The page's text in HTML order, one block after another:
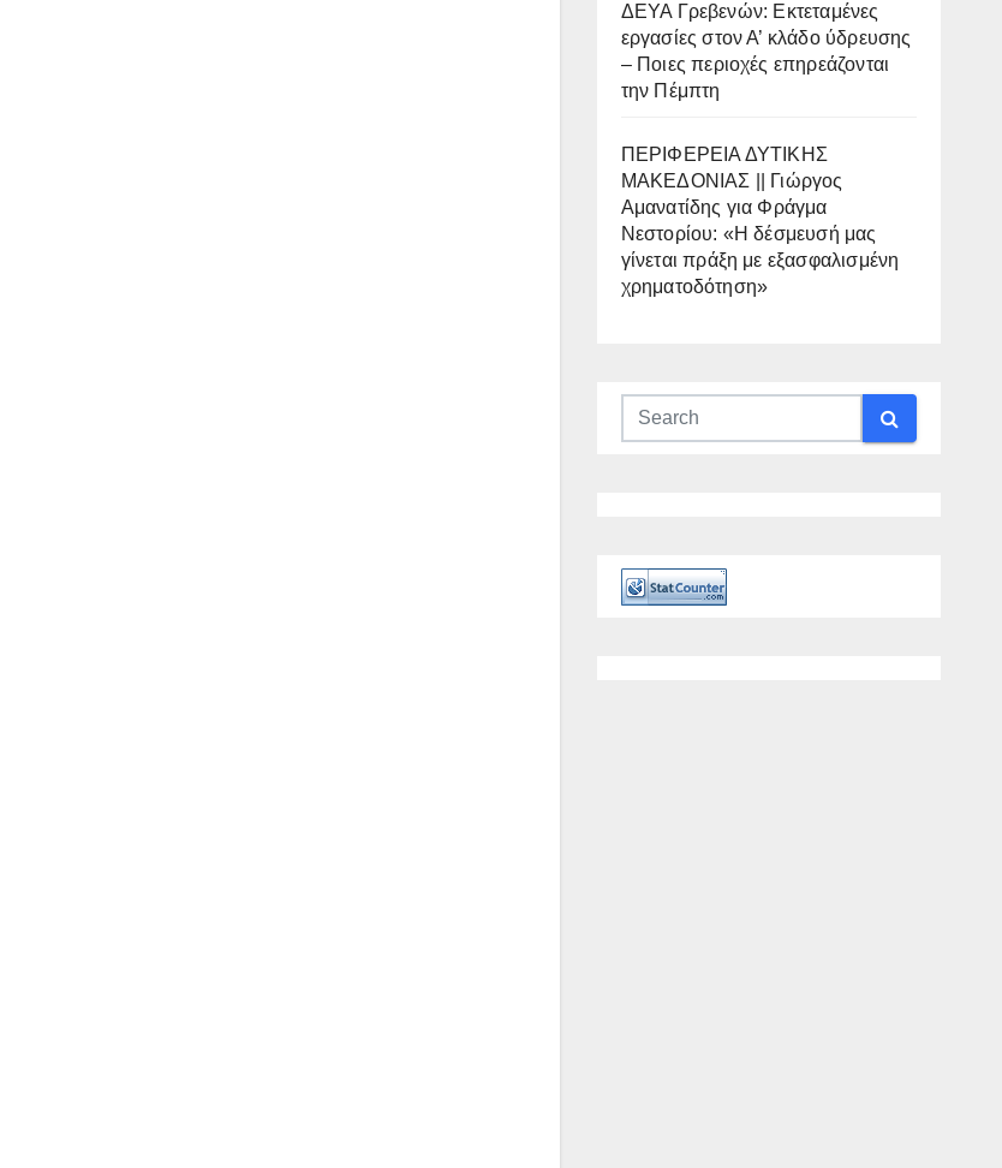
ΔΕΥΑ Γρεβενών: Εκτεταμένες
εργασίες στον Α’ κλάδο ύδρευσης
– Ποιες περιοχές επηρεάζονται
την Πέμπτη
ΠΕΡΙΦΕΡΕΙΑ ΔΥΤΙΚΗΣ
ΜΑΚΕΔΟΝΙΑΣ || Γιώργος
Αμανατίδης για Φράγμα
Νεστορίου: «Η δέσμευσή μας
γίνεται πράξη με εξασφαλισμένη
χρηματοδότηση»